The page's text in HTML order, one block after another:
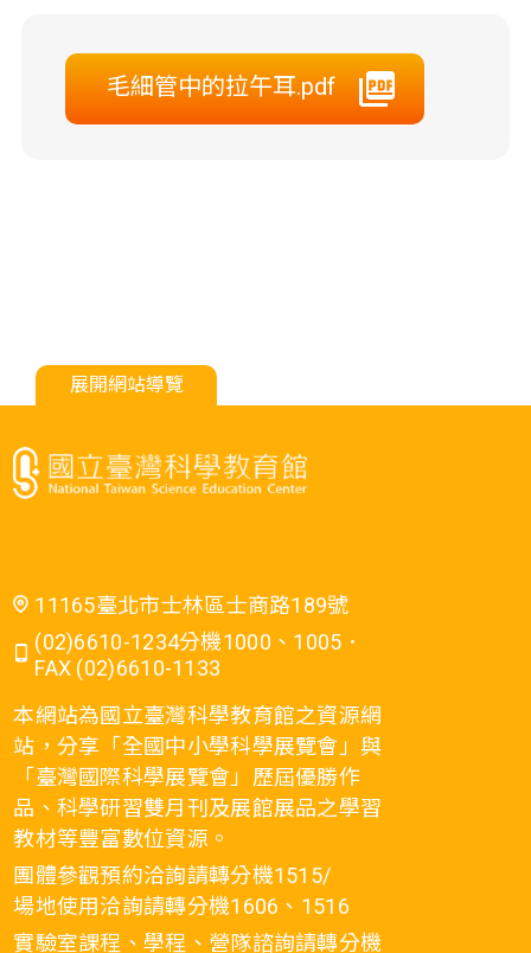
毛細管中的拉午耳.pdf
展開網站導覽
11165臺北市士林區士商路189號
(02)6610-1234分機1000、1005．
FAX (02)6610-1133
本網站為國立臺灣科學教育館之資源網
站，分享「全國中小學科學展覽會」與
「臺灣國際科學展覽會」歷屆優勝作
品、科學研習雙月刊及展館展品之學習
教材等豐富數位資源。
團體參觀預約洽詢請轉分機1515/
場地使用洽詢請轉分機1606、1516
實驗室課程、學程、營隊諮詢請轉分機